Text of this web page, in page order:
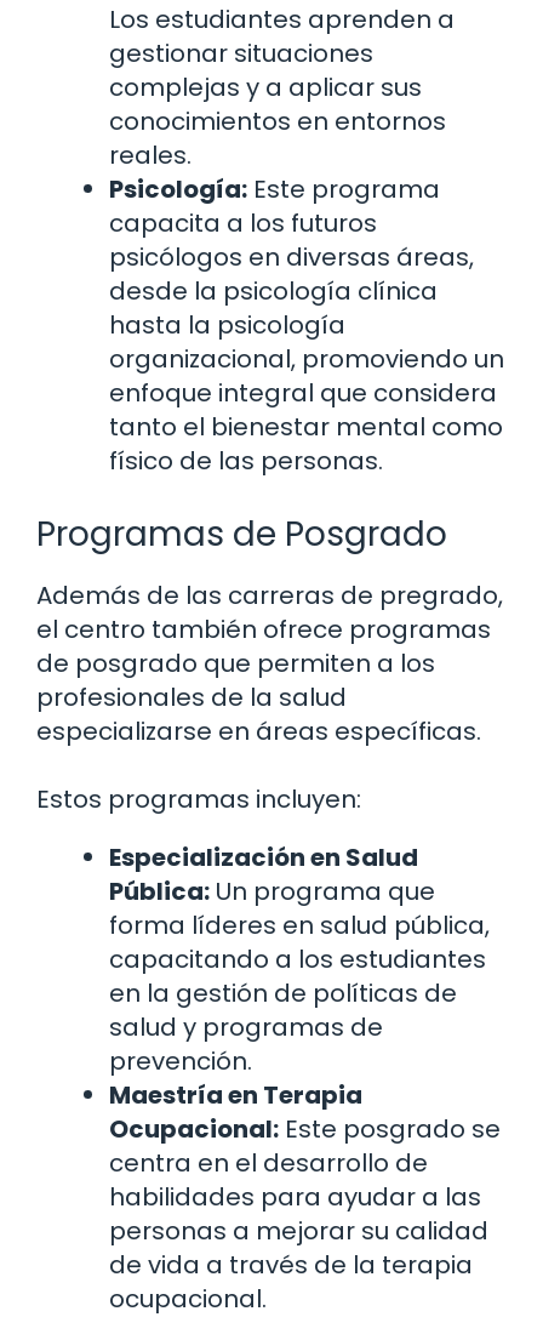
Los estudiantes aprenden a
gestionar situaciones
complejas y a aplicar sus
conocimientos en entornos
reales.
Psicología: Este programa
capacita a los futuros
psicólogos en diversas áreas,
desde la psicología clínica
hasta la psicología
organizacional, promoviendo un
enfoque integral que considera
tanto el bienestar mental como
físico de las personas.
Programas de Posgrado
Además de las carreras de pregrado,
el centro también ofrece programas
de posgrado que permiten a los
profesionales de la salud
especializarse en áreas específicas.
Estos programas incluyen:
Especialización en Salud
Pública: Un programa que
forma líderes en salud pública,
capacitando a los estudiantes
en la gestión de políticas de
salud y programas de
prevención.
Maestría en Terapia
Ocupacional: Este posgrado se
centra en el desarrollo de
habilidades para ayudar a las
personas a mejorar su calidad
de vida a través de la terapia
ocupacional.